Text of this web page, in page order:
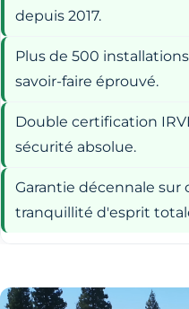
depuis 2017.
Plus de 500
savoir-faire éprouvé.
Double certification
sécurité absolue.
Garantie décennale
tranquillité d'esprit